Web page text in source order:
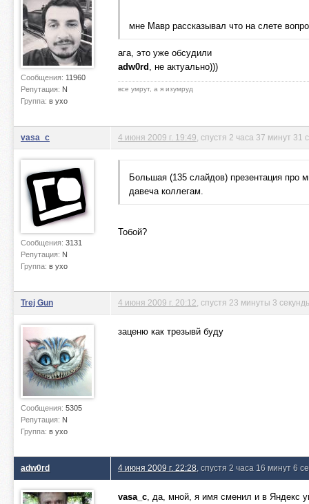
Сообщения: 11960
Репутация: N
Группа: в ухо
мне Мавр рассказывал что на слете
ага, это уже обсудили
adw0rd , не актуально)))
все умрут, а я изумруд
vasa_c
Сообщения: 3131
Репутация: N
Группа: в ухо
4 июня 2009 г. 19:49 , спустя 2 часа 37 минут 31
Большая (135 слайдов) презентация про
давеча коллегам.
Тобой?
Trej Gun
Сообщения: 5305
Репутация: N
Группа: в ухо
4 июня 2009 г. 20:12 , спустя 23 минуты 3
заценю как трезывй буду
adw0rd 4 июня 2009 г. 22:28 , спустя 2 часа 16 минут 6
vasa_c, да, мной, я имя сменил и в Яндекс